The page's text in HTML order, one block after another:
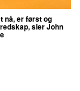
nå, er først og
sier John